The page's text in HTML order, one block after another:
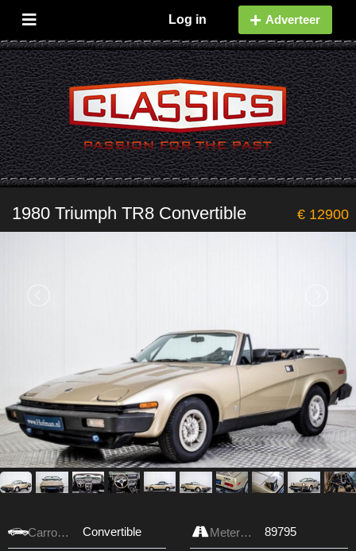
Log in Adverteer
1980 Triumph TR8 Convertible € 12900
Carrosserie Convertible Meterstand 89795